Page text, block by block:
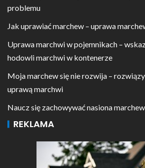
problemu
Jak uprawiać marchew – uprawa
Uprawa marchwi w pojemnikach –
hodowli marchwi w kontenerze
Moja marchew się nie rozwija –
uprawą marchwi
Naucz się zachowywać nasiona
REKLAMA